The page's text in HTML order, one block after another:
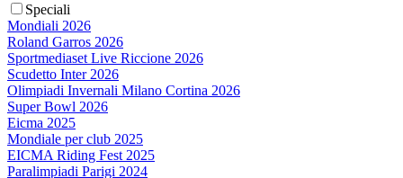
Speciali
Mondiali 2026
Roland Garros 2026
Sportmediaset Live Riccione 2026
Scudetto Inter 2026
Olimpiadi Invernali Milano Cortina 2026
Super Bowl 2026
Eicma 2025
Mondiale per club 2025
EICMA Riding Fest 2025
Paralimpiadi Parigi 2024